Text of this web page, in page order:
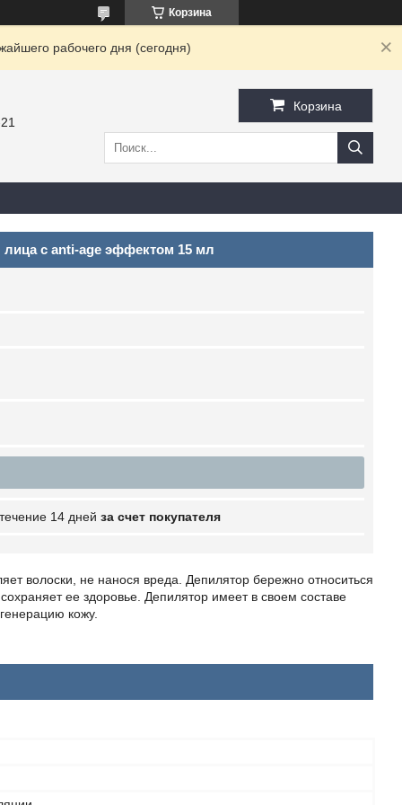
Корзина
рабочего дня (сегодня)
Корзина
с anti-age эффектом 15 мл
14 дней за счет покупателя
волоски, не нанося вреда. Депилятор бережно относиться
ее здоровье. Депилятор имеет в своем составе
кожу.